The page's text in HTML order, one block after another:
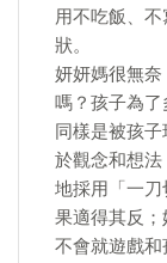
用不吃飯、
狀。
妍妍媽很無
嗎？孩子為了
同樣是被孩
於觀念和想
地採用「一
果適得其反
不會就遊戲